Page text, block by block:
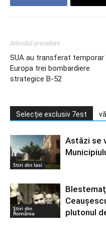
Articolul precedent
SUA au transferat temporar
Europa trei bombardiere
strategice B-52
Selecție exclusiv 7est
Stiri din Iasi
Astăzi se
Știri din
România
plutonul